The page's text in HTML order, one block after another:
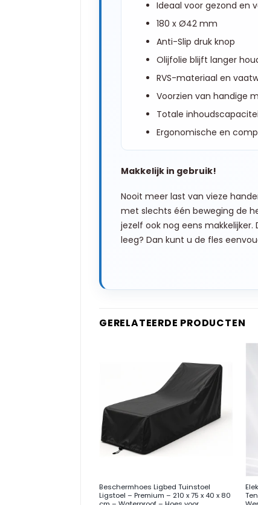
Ideaal voor gezond en
180 x Ø42 mm
Anti-Slip druk knop
Olijfolie blijft langer
RVS-materiaal en
Voorzien van handige
Totale
Ergonomische en
Makkelijk in gebruik!
Nooit meer last van vieze
met slechts één beweging de
jezelf ook nog eens makkelijker.
leeg? Dan kunt u de fles
GERELATEERDE PRODUCTEN
Beschermhoes Ligbed Tuinstoel
Ligstoel – Premium – 210 x 75 x 40 x 80